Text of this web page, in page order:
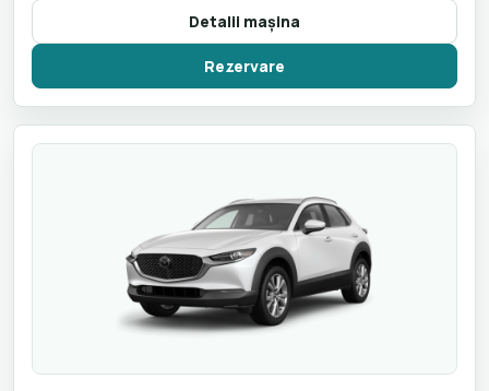
Detalii maşina
Rezervare